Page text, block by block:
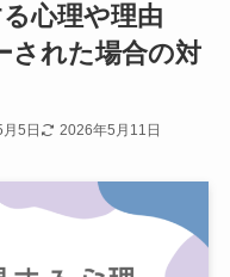
心理や理由
された場合の対
5日 2026年5月11日